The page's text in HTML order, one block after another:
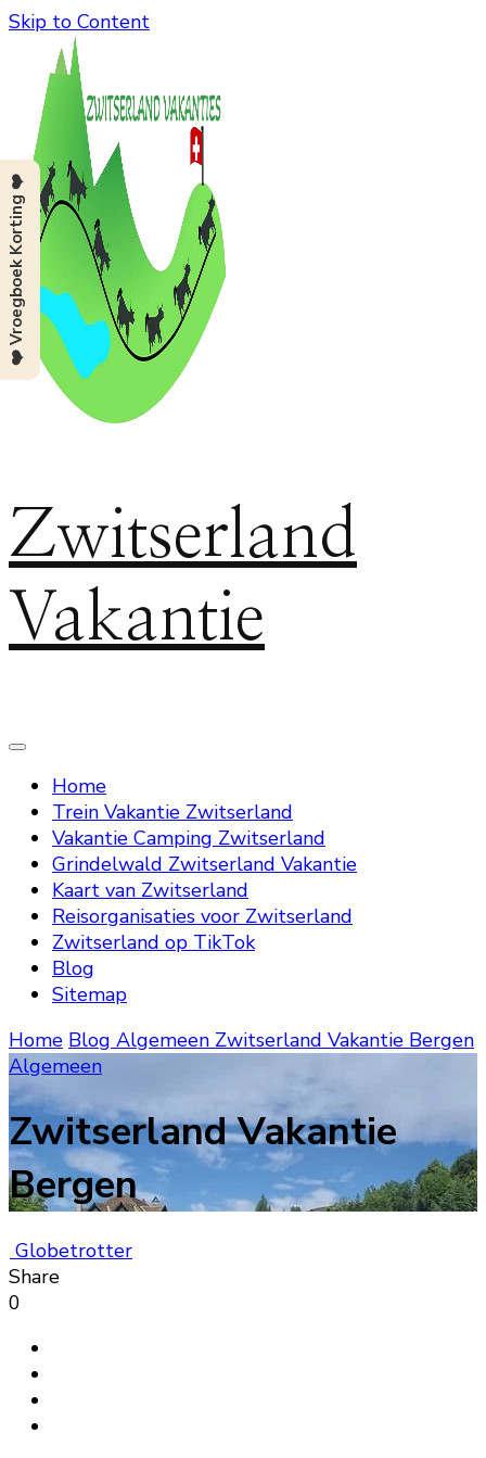
Skip to Content
Zwitserland
Vakantie
Home
Trein Vakantie Zwitserland
Vakantie Camping Zwitserland
Grindelwald Zwitserland Vakantie
Kaart van Zwitserland
Reisorganisaties voor Zwitserland
Zwitserland op TikTok
Blog
Sitemap
Home Blog Algemeen Zwitserland Vakantie Bergen
Algemeen
Zwitserland Vakantie
Bergen
Globetrotter
Share
0
❤️ Vroegboek Korting ❤️